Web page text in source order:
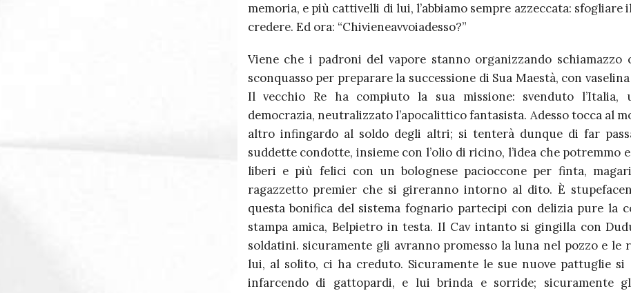
memoria, e più cattivelli di lui, l’abbiamo sempre azzeccata: sfogliare
credere. Ed ora: “Chivieneavvoiadesso?”
Viene che i padroni del vapore stanno organizzando schiamazzo
sconquasso per preparare la successione di Sua Maestà, con
Il vecchio Re ha compiuto la sua missione: svenduto l’Italia,
democrazia, neutralizzato l’apocalittico fantasista. Adesso tocca al
altro infingardo al soldo degli altri; si tenterà dunque di far
suddette condotte, insieme con l’olio di ricino, l’idea che potremmo
liberi e più felici con un bolognese pacioccone per finta,
ragazzetto premier che si gireranno intorno al dito. È
questa bonifica del sistema fognario partecipi con delizia pure la
stampa amica, Belpietro in testa. Il Cav intanto si gingilla con
soldatini. sicuramente gli avranno promesso la luna nel pozzo e le
lui, al solito, ci ha creduto. Sicuramente le sue nuove pattuglie si
infarcendo di gattopardi, e lui brinda e sorride; sicuramente